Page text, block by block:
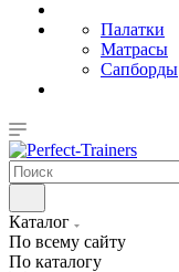
Палатки
Матрасы
Сапборды
Каталог
По всему сайту
По каталогу